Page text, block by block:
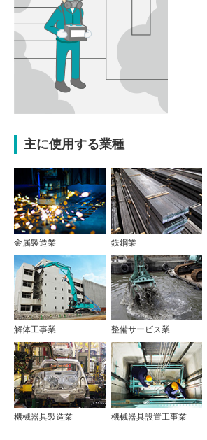
主に使用する業種
金属製造業 鉄鋼業
解体工事業 整備サービス業
機械器具製造業 機械器具設置工事業